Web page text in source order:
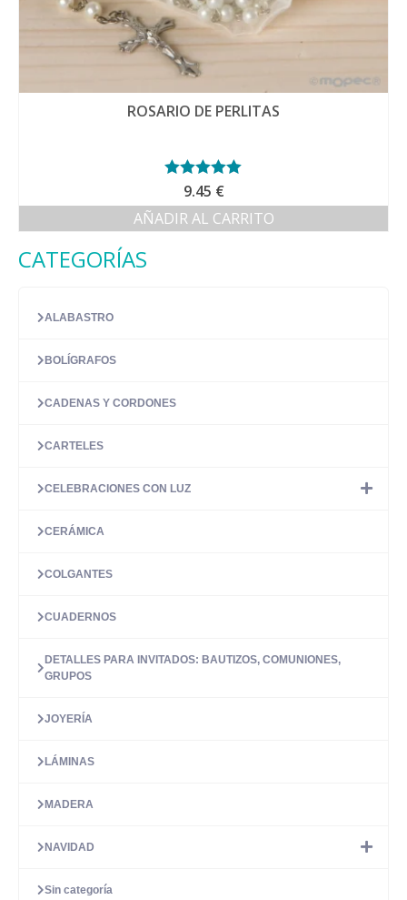
ROSARIO DE PERLITAS
Valorado con
5.00de 5
9.45 €
AÑADIR AL CARRITO
CATEGORÍAS
ALABASTRO
BOLÍGRAFOS
CADENAS Y CORDONES
CARTELES
CELEBRACIONES CON LUZ
CERÁMICA
COLGANTES
CUADERNOS
DETALLES PARA INVITADOS: BAUTIZOS, COMUNIONES,
GRUPOS
JOYERÍA
LÁMINAS
MADERA
NAVIDAD
Sin categoría